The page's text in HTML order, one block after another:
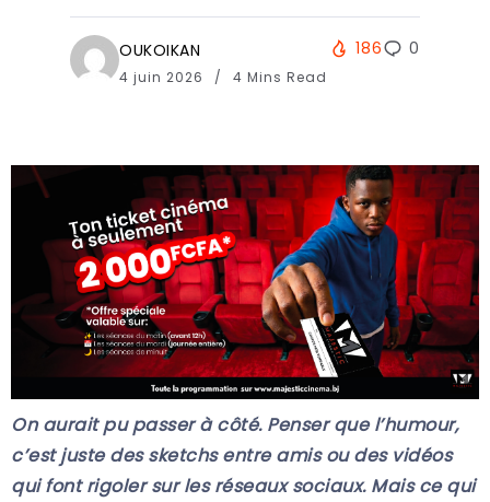
OUKOIKAN
4 juin 2026 4 Mins Read
186 0
On aurait pu passer à côté. Penser que l’humour,
c’est juste des sketchs entre amis ou des vidéos
qui font rigoler sur les réseaux sociaux. Mais ce qui